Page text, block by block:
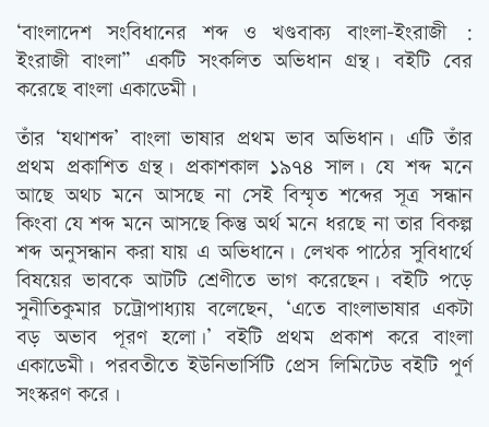
‘বাংলাদেশ সংবিধানের শব্দ ও খণ্ডবাক্য বাংলা-ইংরাজী :
ইংরাজী বাংলা” একটি সংকলিত অভিধান গ্রন্থ। বইটি বের
করেছে বাংলা একাডেমী।
তাঁর ‘যথাশব্দ’ বাংলা ভাষার প্রথম ভাব অভিধান। এটি তাঁর
প্রথম প্রকাশিত গ্রন্থ। প্রকাশকাল ১৯৭৪ সাল। যে শব্দ মনে
আছে অথচ মনে আসছে না সেই বিস্মৃত শব্দের সূত্র সন্ধান
কিংবা যে শব্দ মনে আসছে কিন্তু অর্থ মনে ধরছে না তার বিকল্প
শব্দ অনুসন্ধান করা যায় এ অভিধানে। লেখক পাঠের সুবিধার্থে
বিষয়ের ভাবকে আটটি শ্রেণীতে ভাগ করেছেন। বইটি পড়ে
সুনীতিকুমার চট্রোপাধ্যায় বলেছেন, ‘এতে বাংলাভাষার একটা
বড় অভাব পূরণ হলো।’ বইটি প্রথম প্রকাশ করে বাংলা
একাডেমী। পরবতীতে ইউনিভার্সিটি প্রেস লিমিটেড বইটি পুর্ণ
সংস্করণ করে।